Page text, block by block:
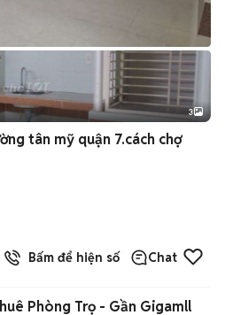
3
tân mỹ quận 7.cách chợ
Bấm để hiện số Chat
Phòng Trọ - Gần Gigamll